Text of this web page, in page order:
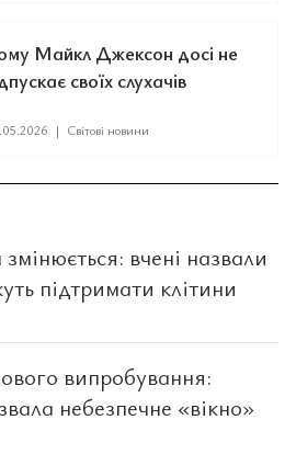
Майкл Джексон досі не
своїх слухачів
| Світові новини
вчені назвали
підтримати клітини
випробування:
небезпечне «вікно»